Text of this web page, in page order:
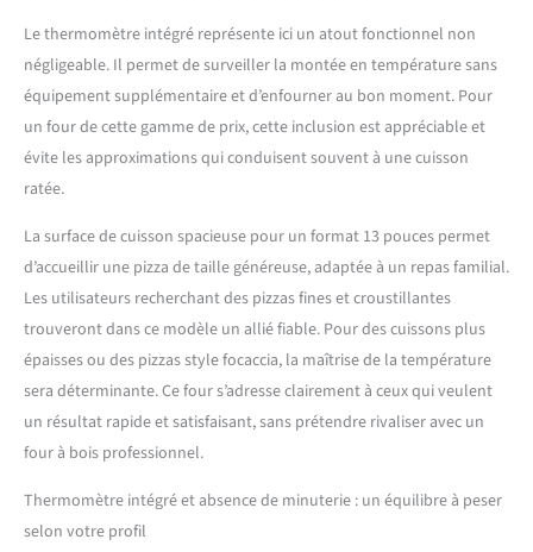
Le thermomètre intégré représente ici un atout fonctionnel non
négligeable. Il permet de surveiller la montée en température sans
équipement supplémentaire et d’enfourner au bon moment. Pour
un four de cette gamme de prix, cette inclusion est appréciable et
évite les approximations qui conduisent souvent à une cuisson
ratée.
La surface de cuisson spacieuse pour un format 13 pouces permet
d’accueillir une pizza de taille généreuse, adaptée à un repas familial.
Les utilisateurs recherchant des pizzas fines et croustillantes
trouveront dans ce modèle un allié fiable. Pour des cuissons plus
épaisses ou des pizzas style focaccia, la maîtrise de la température
sera déterminante. Ce four s’adresse clairement à ceux qui veulent
un résultat rapide et satisfaisant, sans prétendre rivaliser avec un
four à bois professionnel.
Thermomètre intégré et absence de minuterie : un équilibre à peser
selon votre profil